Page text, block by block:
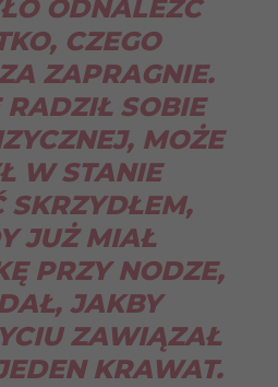
ODNALEŹĆ
CZEGO
ZAPRAGNIE.
RADZIŁ SOBIE
MOŻE
W STANIE
SKRZYDŁEM,
JUŻ MIAŁ
PRZY NODZE,
JAKBY
ZAWIĄZAŁ
KRAWAT.